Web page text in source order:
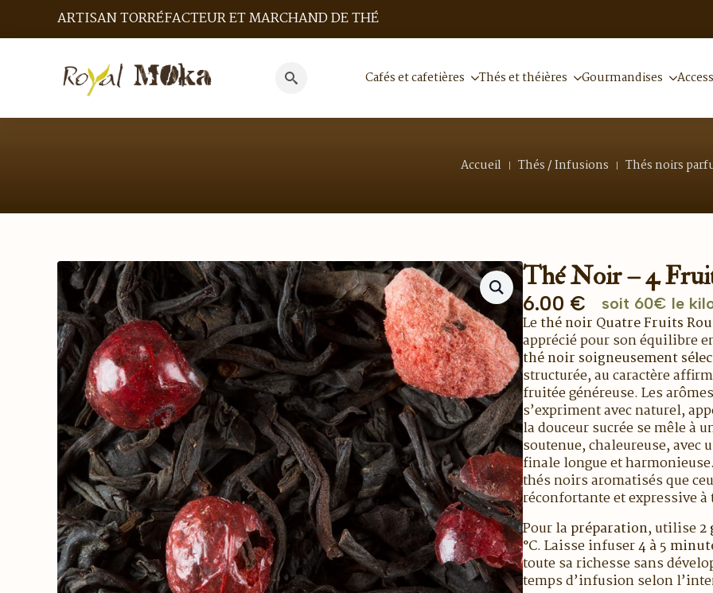
ARTISAN TORRÉFACTEUR ET MARCHAND DE THÉ
for:
Cafés et cafetières Thés et théières Gourmandises
Accueil Thés / Infusions Thés noirs
Thé Noir – 4
6.00 € soit 60€ le
Lethé noir Quatre Fruits
apprécié pour son équilibre
thé noir soigneusement
structurée, au caractère
fruitée généreuse. Les
s’expriment avec naturel,
la douceur sucrée se mêle à
soutenue, chaleureuse, avec
finale longue et
thés noirs aromatisés que
réconfortante et expressive
Pour la préparation, utilise2
°C. Laisse infuser4 à 5
toute sa richesse sans
temps d’infusion selon